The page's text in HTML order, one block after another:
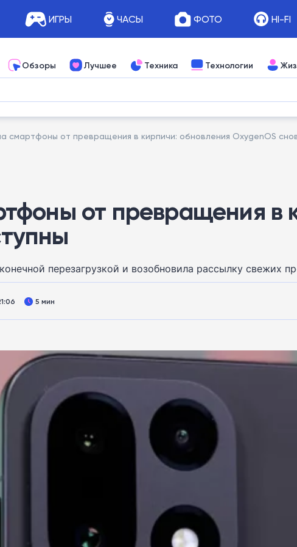
ИГРЫ ЧАСЫ ФОТО HI-FI
Обзоры Лучшее Техника Технологии
смартфоны от превращения в кирпичи: обновления OxygenOS
от превращения в
перезагрузкой и возобновила рассылку свежих
5 мин